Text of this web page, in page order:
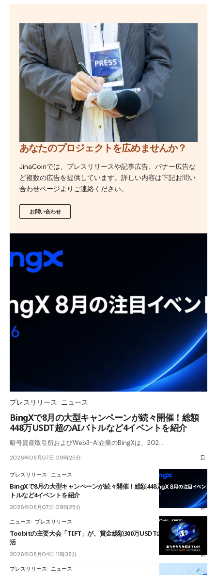
あなたのプロジェクトを広めませんか？
JinaCoinでは、プレスリリースや記事広告、バナー広告な
ど複数の広告を提供しています。詳しい内容は下記お問い
合わせページよりご連絡ください。
お問い合わせ
プレスリリース ニュース
BingXで8月の大型キャンペーンが続々開催！総額
448万USDT超のAIバトルなど4イベントを紹介
暗号資産取引所およびWeb3-AI企業のBingXは、202…
2026年08月07日 09時25分
プレスリリース ニュース
BingXで8月の大型キャンペーンが続々開催！総額448万USDT超のAIバ
トルなど4イベントを紹介
2026年08月07日 09時25分
ニュース プレスリリース
Toobitの主要大会「TIFT」が、賞金総額300万USDTのレースとして復
活
2026年08月04日 11時38分
プレスリリース ニュース